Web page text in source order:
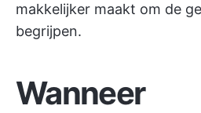
makkelijker maakt om de
begrijpen.
Wanneer